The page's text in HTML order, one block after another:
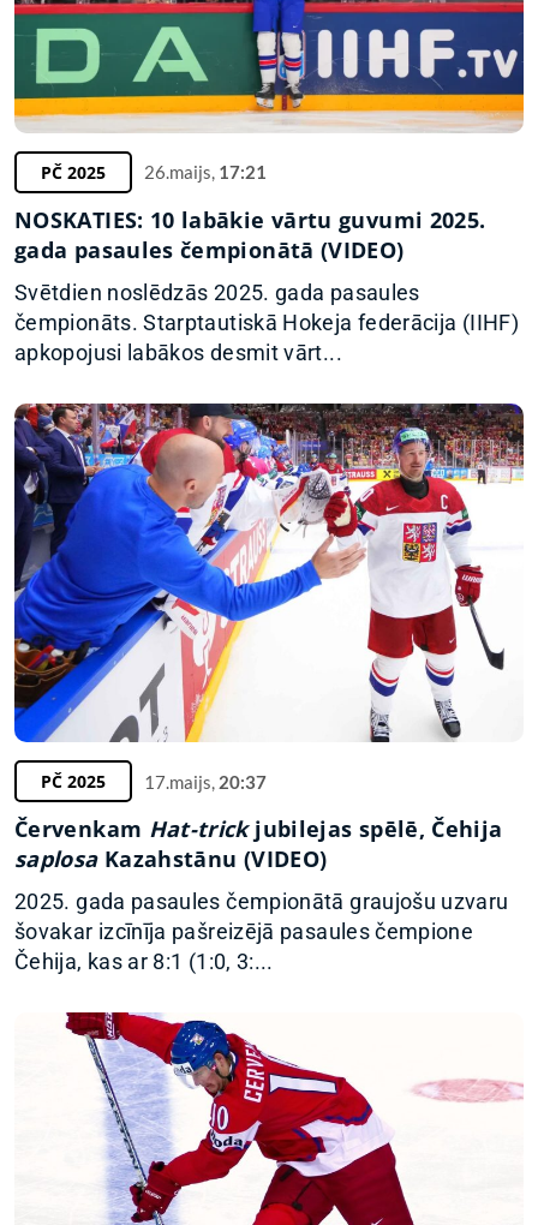
PČ 2025 26.maijs, 17:21
NOSKATIES: 10 labākie vārtu guvumi 2025.
gada pasaules čempionātā (VIDEO)
Svētdien noslēdzās 2025. gada pasaules
čempionāts. Starptautiskā Hokeja federācija (IIHF)
apkopojusi labākos desmit vārt...
PČ 2025 17.maijs, 20:37
Červenkam Hat-trickjubilejas spēlē, Čehija
saplosaKazahstānu (VIDEO)
2025. gada pasaules čempionātā graujošu uzvaru
šovakar izcīnīja pašreizējā pasaules čempione
Čehija, kas ar 8:1 (1:0, 3:...